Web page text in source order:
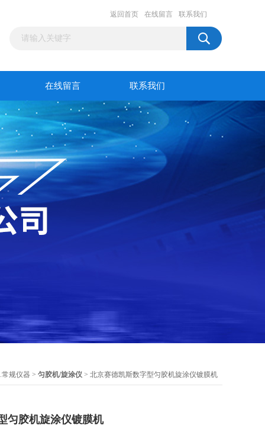
返回首页 在线留言 联系我们
在线留言 联系我们
常规仪器 > 匀胶机/旋涂仪 > 北京赛德凯斯数字型匀胶机旋涂仪镀膜机
匀胶机旋涂仪镀膜机